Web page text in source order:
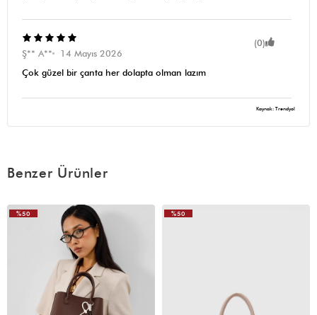
(0)
Ş** A**
14 Mayıs 2026
Çok güzel bir çanta her dolapta olman lazım
Kaynak: Trendyol
Benzer Ürünler
%50
%50